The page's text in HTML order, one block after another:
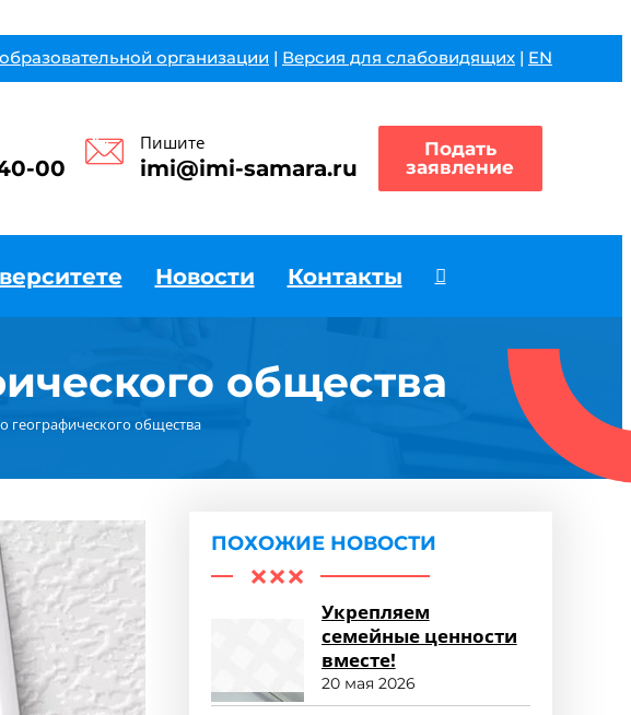
организации | Версия для слабовидящих | EN
00
Пишите
imi@imi-samara.ru
Подать
заявление
Новости Контакты
общества
географического общества
ПОХОЖИЕ НОВОСТИ
Укрепляем
семейные ценности
вместе!
20 мая 2026